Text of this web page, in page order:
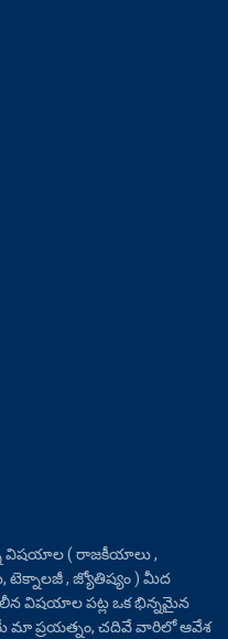
విషయాల ( రాజకీయాలు ,
టెక్నాలజీ , జ్యోతిష్యం ) మీద
విషయాల పట్ల ఒక భిన్నమైన
మా ప్రయత్నం, చదివే వారిలో ఆవేశ